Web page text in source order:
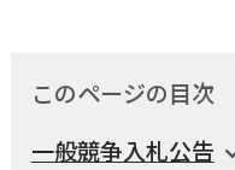
予防接種／
国民健康保険
横瀬のふるさと納
施設・文化
このページの目次
一般競争入札公告